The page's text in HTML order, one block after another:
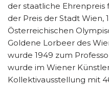
der staatliche Ehrenpreis
der Preis der Stadt Wien,
Österreichischen
Goldene Lorbeer des
wurde 1949 zum
wurde im Wiener
Kollektivausstellung mit